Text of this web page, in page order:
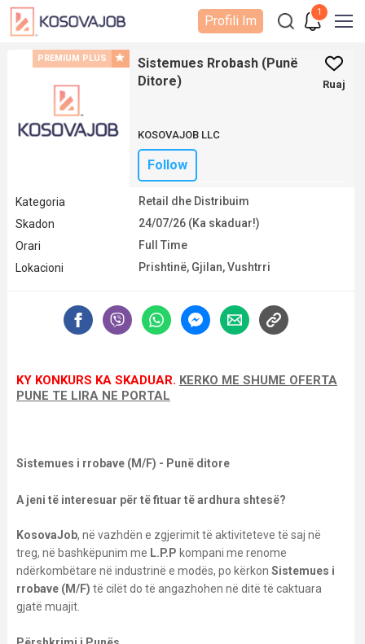
1
Profili Im
PREMIUM PLUS
Sistemues Rrobash (Punë
Ditore)
Ruaj
KOSOVAJOB LLC
Follow
Kategoria
Retail dhe Distribuim
Skadon
24/07/26 (Ka skaduar!)
Orari
Full Time
Lokacioni
Prishtinë, Gjilan,Vushtrri